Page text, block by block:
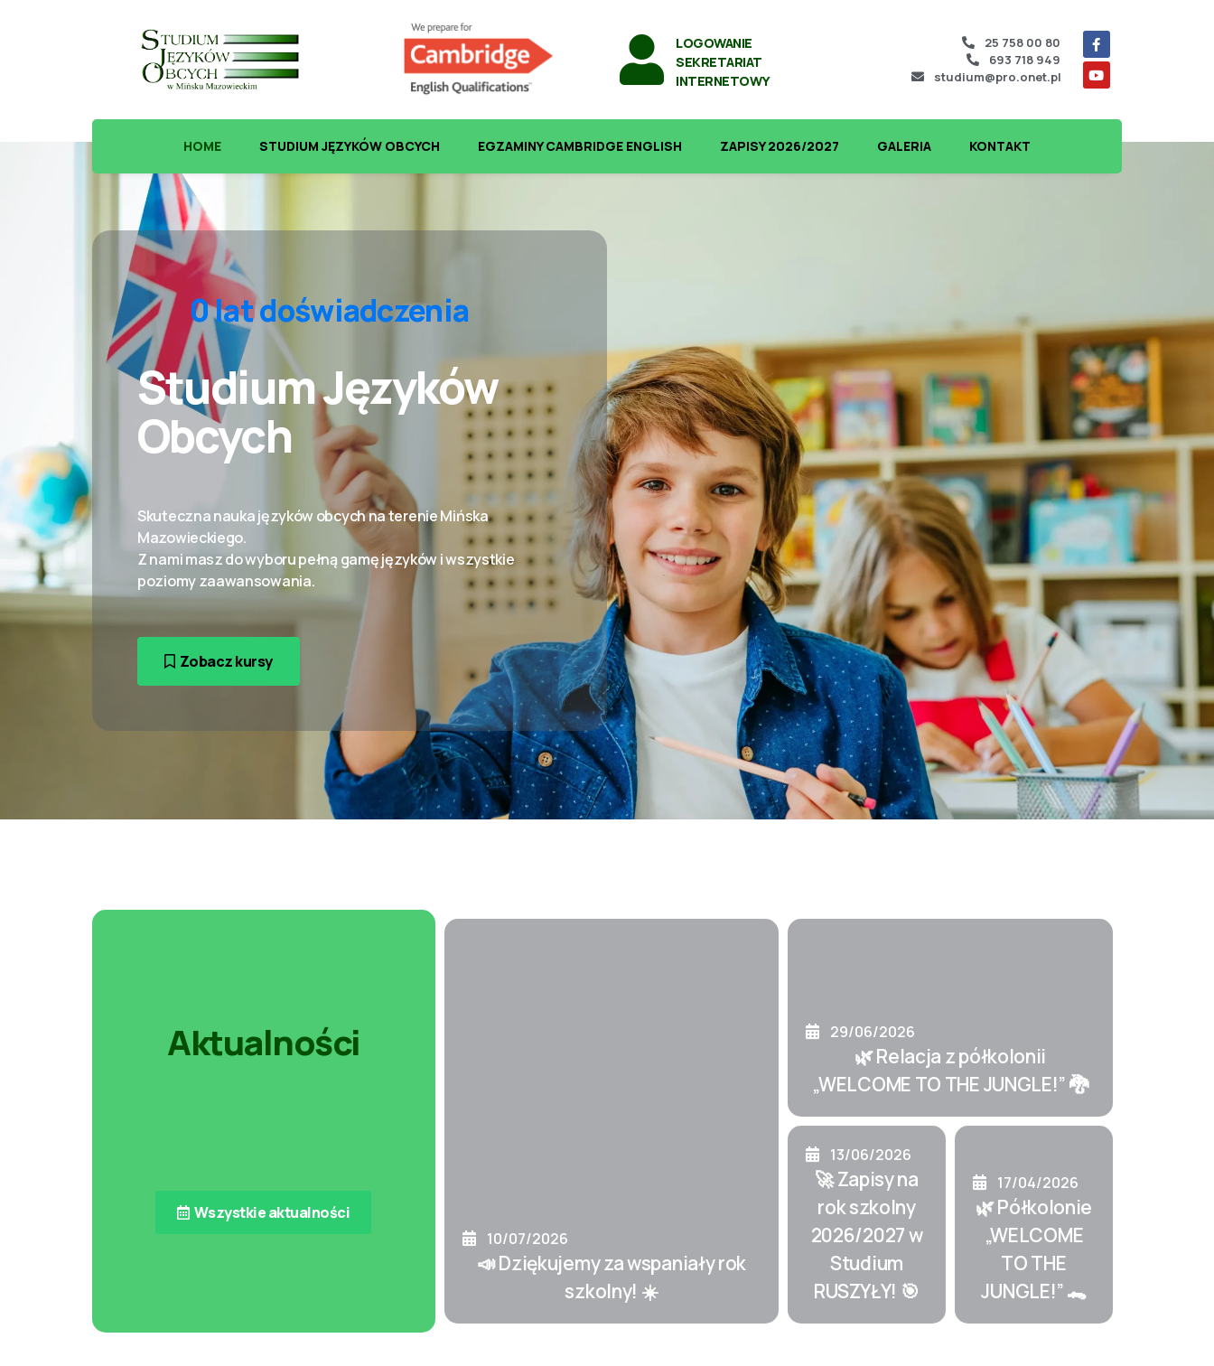
LOGOWANIE
SEKRETARIAT
INTERNETOWY
25 758 00 80
693 718 949
studium@pro.onet.pl
HOME STUDIUM JĘZYKÓW OBCYCH EGZAMINY CAMBRIDGE ENGLISH ZAPISY 2026/2027 GALERIA KONTAKT
0 lat doświadczenia
Studium Języków
Obcych
Skuteczna nauka języków obcych na terenie Mińska
Mazowieckiego.
Z nami masz do wyboru pełną gamę języków i wszystkie
poziomy zaawansowania.
Zobacz kursy
Aktualności
Wszystkie aktualności
10/07/2026
📣 Dziękujemy za wspaniały rok
szkolny! ☀️
29/06/2026
🌿 Relacja z półkolonii
„WELCOME TO THE JUNGLE!” 🐉
13/06/2026
🚀 Zapisy na
rok szkolny
2026/2027 w
Studium
RUSZYŁY! 🎯
17/04/2026
🌿 Półkolonie
„WELCOME
TO THE
JUNGLE!” 🐊